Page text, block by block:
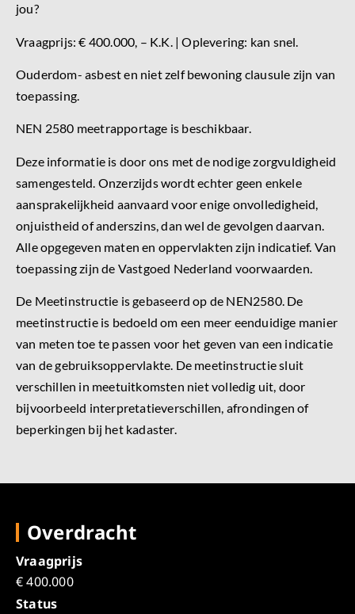
jou?
Vraagprijs: € 400.000, – K.K. | Oplevering: kan snel.
Ouderdom- asbest en niet zelf bewoning clausule zijn van
toepassing.
NEN 2580 meetrapportage is beschikbaar.
Deze informatie is door ons met de nodige zorgvuldigheid
samengesteld. Onzerzijds wordt echter geen enkele
aansprakelijkheid aanvaard voor enige onvolledigheid,
onjuistheid of anderszins, dan wel de gevolgen daarvan.
Alle opgegeven maten en oppervlakten zijn indicatief. Van
toepassing zijn de Vastgoed Nederland voorwaarden.
De Meetinstructie is gebaseerd op de NEN2580. De
meetinstructie is bedoeld om een meer eenduidige manier
van meten toe te passen voor het geven van een indicatie
van de gebruiksoppervlakte. De meetinstructie sluit
verschillen in meetuitkomsten niet volledig uit, door
bijvoorbeeld interpretatieverschillen, afrondingen of
beperkingen bij het kadaster.
Overdracht
Vraagprijs
€ 400.000
Status